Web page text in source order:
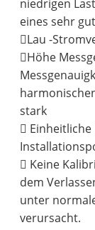
niedrigen
eines sehr
Lau -
Höhe
stark

 Keine
dem
unter
verursacht.